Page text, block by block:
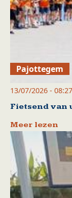
Pajottegem
13/07/2026 - 08:27
Fietsend van
Meer lezen